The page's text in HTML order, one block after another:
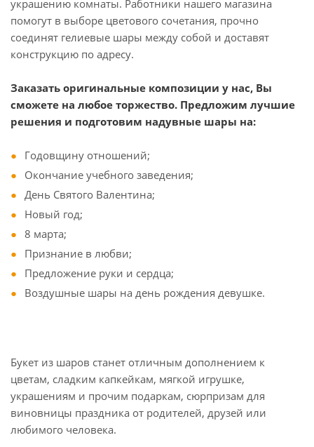
украшению комнаты. Работники нашего магазина
помогут в выборе цветового сочетания, прочно
соединят гелиевые шары между собой и доставят
конструкцию по адресу.
Заказать оригинальные композиции у нас, Вы
сможете на любое торжество. Предложим лучшие
решения и подготовим надувные шары на:
Годовщину отношений;
Окончание учебного заведения;
День Святого Валентина;
Новый год;
8 марта;
Признание в любви;
Предложение руки и сердца;
Воздушные шары на день рождения девушке.
Букет из шаров станет отличным дополнением к
цветам, сладким капкейкам, мягкой игрушке,
украшениям и прочим подаркам, сюрпризам для
виновницы праздника от родителей, друзей или
любимого человека.